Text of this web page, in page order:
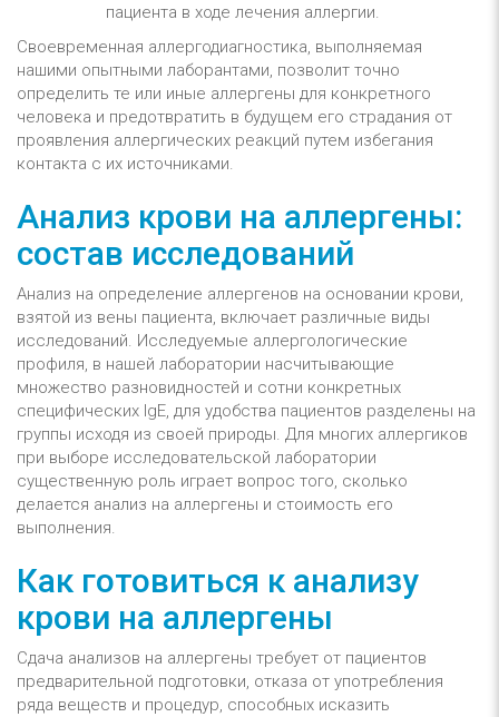
пациента в ходе лечения аллергии.
Своевременная аллергодиагностика, выполняемая
нашими опытными лаборантами, позволит точно
определить те или иные аллергены для конкретного
человека и предотвратить в будущем его страдания от
проявления аллергических реакций путем избегания
контакта с их источниками.
Анализ крови на аллергены:
состав исследований
Анализ на определение аллергенов на основании крови,
взятой из вены пациента, включает различные виды
исследований. Исследуемые аллергологические
профиля, в нашей лаборатории насчитывающие
множество разновидностей и сотни конкретных
специфических IgE, для удобства пациентов разделены на
группы исходя из своей природы. Для многих аллергиков
при выборе исследовательской лаборатории
существенную роль играет вопрос того, сколько
делается анализ на аллергены и стоимость его
выполнения.
Как готовиться к анализу
крови на аллергены
Сдача анализов на аллергены требует от пациентов
предварительной подготовки, отказа от употребления
ряда веществ и процедур, способных исказить